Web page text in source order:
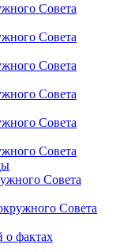
Совета
Совета
Совета
Совета
Совета
Совета
Совета
Совета
о фактах